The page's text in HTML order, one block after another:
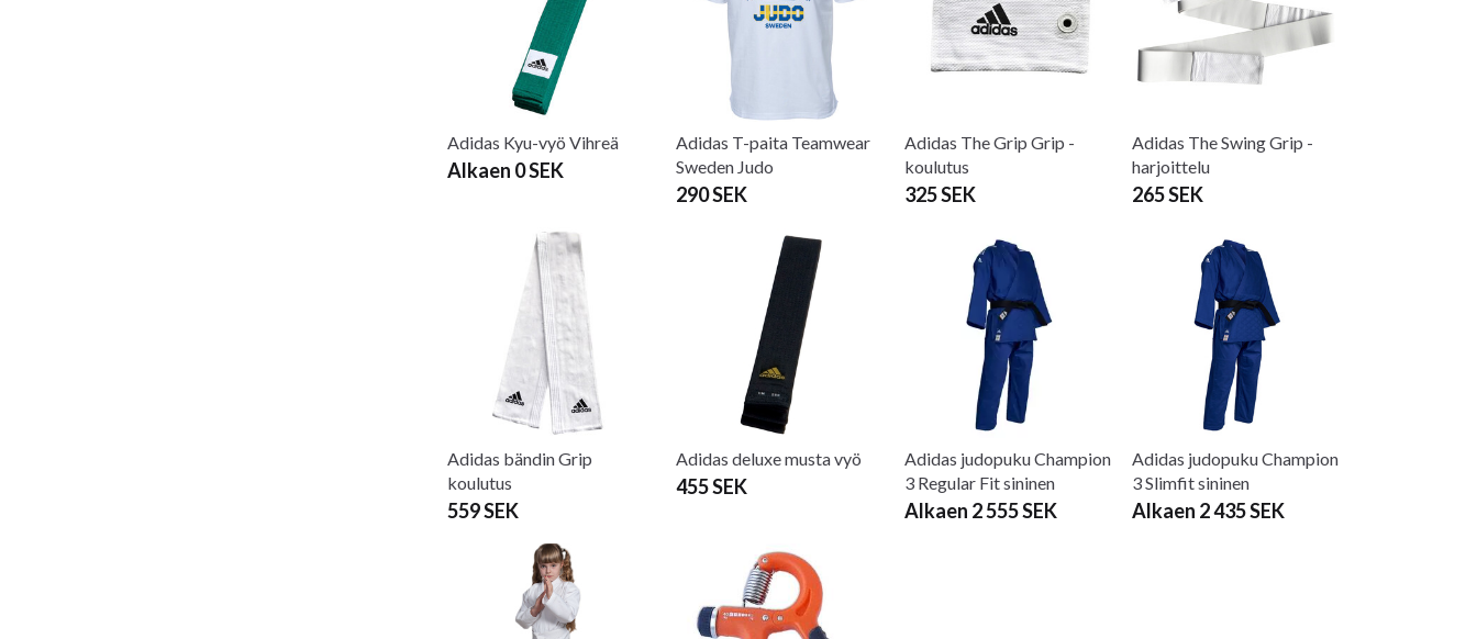
Adidas Kyu-vyö Vihreä
Alkaen 0 SEK
Adidas T-paita Teamwear
Sweden Judo
290 SEK
Adidas The Grip Grip -
koulutus
325 SEK
Adidas The Swing Grip -
harjoittelu
265 SEK
Adidas bändin Grip
koulutus
559 SEK
Adidas deluxe musta vyö
455 SEK
Adidas judopuku Champion
3 Regular Fit sininen
Alkaen 2 555 SEK
Adidas judopuku Champion
3 Slimfit sininen
Alkaen 2 435 SEK